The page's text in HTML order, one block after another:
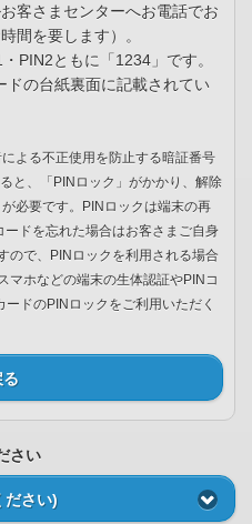
客さまセンターへお電話でお
間を要します）。
PIN2ともに「1234」です。
ドの台紙裏面に記載されてい
よる不正使用を防止する暗証番号
と、「PINロック」がかかり、解除
必要です。PINロックは端末の再
ドを忘れた場合はお客さまご自身
ので、PINロックを利用される場合
マホなどの端末の生体認証やPINコ
ドのPINロックをご利用いただく
る
さい
ださい)